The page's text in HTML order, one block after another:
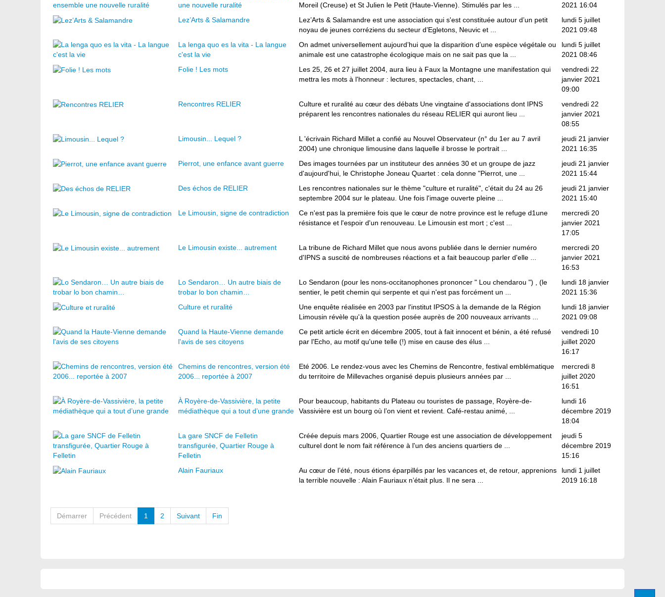
une nouvelle ruralité
Moreil (Creuse) et St Julien le Petit (Haute-Vienne). Stimulés par les ...
2021 16:04
Lez’Arts & Salamandre
Lez’Arts & Salamandre est une association qui s'est constituée autour d’un petit
noyau de jeunes corréziens du secteur d’Egletons, Neuvic et ...
lundi 5 juillet
2021 09:48
La lenga quo es la vita - La langue
c'est la vie
On admet universellement aujourd’hui que la disparition d’une espèce végétale ou
animale est une catastrophe écologique mais on ne sait pas que la ...
lundi 5 juillet
2021 08:46
Folie ! Les mots
Les 25, 26 et 27 juillet 2004, aura lieu à Faux la Montagne une manifestation qui
mettra les mots à l'honneur : lectures, spectacles, chant, ...
vendredi 22
janvier 2021
09:00
Rencontres RELIER
Culture et ruralité au cœur des débats Une vingtaine d'associations dont IPNS
préparent les rencontres nationales du réseau RELIER qui auront lieu ...
vendredi 22
janvier 2021
08:55
Limousin... Lequel ?
L 'écrivain Richard Millet a confié au Nouvel Observateur (n° du 1er au 7 avril
2004) une chronique limousine dans laquelle il brosse le portrait ...
jeudi 21 janvier
2021 16:35
Pierrot, une enfance avant guerre
Des images tournées par un instituteur des années 30 et un groupe de jazz
d'aujourd'hui, le Christophe Joneau Quartet : cela donne "Pierrot, une ...
jeudi 21 janvier
2021 15:44
Des échos de RELIER
Les rencontres nationales sur le thème "culture et ruralité", c'était du 24 au 26
septembre 2004 sur le plateau. Une fois l'image ouverte pleine ...
jeudi 21 janvier
2021 15:40
Le Limousin, signe de contradiction
Ce n'est pas la première fois que le cœur de notre province est le refuge d1une
résistance et l'espoir d'un renouveau. Le Limousin est mort ; c'est ...
mercredi 20
janvier 2021
17:05
Le Limousin existe... autrement
La tribune de Richard Millet que nous avons publiée dans le dernier numéro
d'IPNS a suscité de nombreuses réactions et a fait beaucoup parler d'elle ...
mercredi 20
janvier 2021
16:53
Lo Sendaron… Un autre biais de
trobar lo bon chamin…
Lo Sendaron (pour les nons-occitanophones prononcer " Lou chendarou ") , (le
sentier, le petit chemin qui serpente et qui n'est pas forcément un ...
lundi 18 janvier
2021 15:36
Culture et ruralité
Une enquête réalisée en 2003 par l'institut IPSOS à la demande de la Région
Limousin révèle qu'à la question posée auprès de 200 nouveaux arrivants ...
lundi 18 janvier
2021 09:08
Quand la Haute-Vienne demande
l'avis de ses citoyens
Ce petit article écrit en décembre 2005, tout à fait innocent et bénin, a été refusé
par l'Echo, au motif qu'une telle (!) mise en cause des élus ...
vendredi 10
juillet 2020
16:17
Chemins de rencontres, version été
2006... reportée à 2007
Eté 2006. Le rendez-vous avec les Chemins de Rencontre, festival emblématique
du territoire de Millevaches organisé depuis plusieurs années par ...
mercredi 8
juillet 2020
16:51
À Royère-de-Vassivière, la petite
médiathèque qui a tout d’une grande
Pour beaucoup, habitants du Plateau ou touristes de passage, Royère-de-
Vassivière est un bourg où l’on vient et revient. Café-restau animé, ...
lundi 16
décembre 2019
18:04
La gare SNCF de Felletin
transfigurée, Quartier Rouge à
Felletin
Créée depuis mars 2006, Quartier Rouge est une association de développement
culturel dont le nom fait référence à l'un des anciens quartiers de ...
jeudi 5
décembre 2019
15:16
Alain Fauriaux
Au cœur de l’été, nous étions éparpillés par les vacances et, de retour, apprenions
la terrible nouvelle : Alain Fauriaux n’était plus. Il ne sera ...
lundi 1 juillet
2019 16:18
Démarrer Précédent 1 2 Suivant Fin